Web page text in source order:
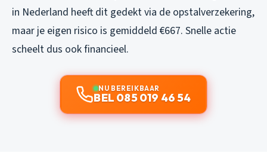
in Nederland heeft dit gedekt via de opstalverzekering,
maar je eigen risico is gemiddeld €667. Snelle actie
scheelt dus ook financieel.
NU BEREIKBAAR
BEL 085 019 46 54